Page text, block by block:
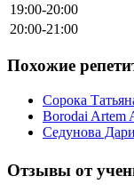
19:00-20:00
20:00-21:00
Похожие
Сорока
Borodai Artem
Седунова
Отзывы от